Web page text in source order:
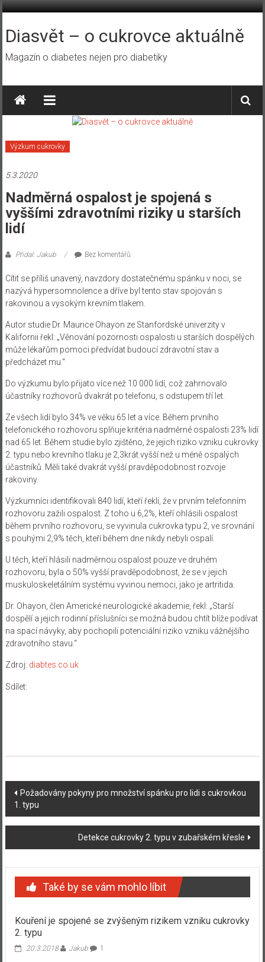
Přeskočit
obsah
Diasvět – o cukrovce aktuálně
Magazín o diabetes nejen pro diabetiky
Výzkum cukrovky
5.3.2020
Nadměrná ospalost je spojená s
vyššími zdravotními riziky u starších
lidí
Přidal: Jakub Bez komentářů
Cítit se příliš unavený, navzdory dostatečnému spánku v noci, se
nazývá hypersomnolence a dříve byl tento stav spojován s
rakovinou a vysokým krevním tlakem.
Autor studie Dr. Maurice Ohayon ze Stanfordské univerzity v
Kalifornii řekl: „Věnování pozornosti ospalosti u starších dospělých
může lékařům pomoci předvídat budoucí zdravotní stav a
předcházet mu.“
Do výzkumu bylo přijato více než 10 000 lidí, což zahrnovalo
účastníky rozhovorů dvakrát po telefonu, s odstupem tří let.
Ze všech lidí bylo 34% ve věku 65 let a více. Během prvního
telefonického rozhovoru splňuje kritéria nadměrné ospalosti 23% lidí
nad 65 let. Během studie bylo zjištěno, že jejich riziko vzniku cukrovky
2. typu nebo krevního tlaku je 2,3krát vyšší než u méně ospalých
účastníků. Měli také dvakrát vyšší pravděpodobnost rozvoje
rakoviny.
Výzkumníci identifikovali 840 lidí, kteří řekli, že v prvním telefonním
rozhovoru zažili ospalost. Z toho u 6,2%, kteří ohlásili ospalost
během prvního rozhovoru, se vyvinula cukrovka typu 2, ve srovnání
s pouhými 2,9% těch, kteří během dne nikdy nebyli ospalí.
U těch, kteří hlásili nadměrnou ospalost pouze ve druhém
rozhovoru, byla o 50% vyšší pravděpodobnost, že se v jejich
muskuloskeletálním systému vyvinou nemoci, jako je artritida.
Dr. Ohayon, člen Americké neurologické akademie, řekl: „Starší
dospělí a jejich rodinní příslušníci se možná budou chtít blíže podívat
na spací návyky, aby pochopili potenciální riziko vzniku vážnějšího
zdravotního stavu.“
Zdroj: diabtes.co.uk
Sdílet:
Navigace
příspěvku
Požadovány pokyny pro množství spánku pro lidi s cukrovkou
1. typu
Detekce cukrovky 2. typu v zubařském křesle
Také by se vám mohlo líbit
Kouření je spojené se zvýšeným rizikem vzniku cukrovky
2. typu
20.3.2018 Jakub 1